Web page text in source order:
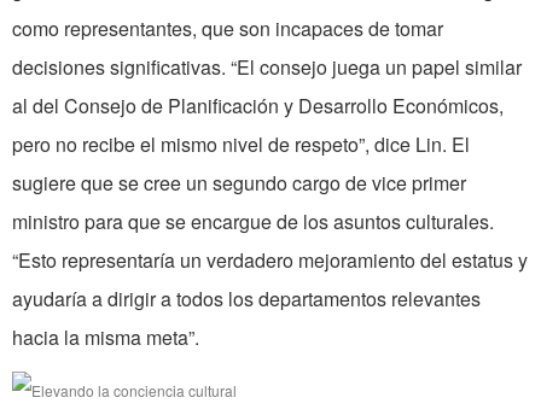
como representantes, que son incapaces de tomar
decisiones significativas. “El consejo juega un papel similar
al del Consejo de Planificación y Desarrollo Económicos,
pero no recibe el mismo nivel de respeto”, dice Lin. El
sugiere que se cree un segundo cargo de vice primer
ministro para que se encargue de los asuntos culturales.
“Esto representaría un verdadero mejoramiento del estatus y
ayudaría a dirigir a todos los departamentos relevantes
hacia la misma meta”.